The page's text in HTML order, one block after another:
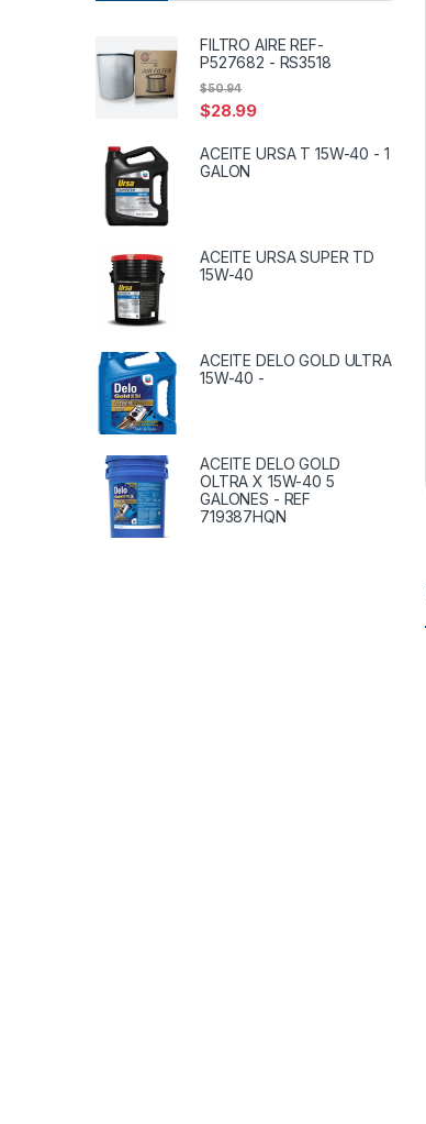
FILTRO AIRE REF-
P527682 - RS3518
$28.99
$50.94
ACEITE URSA T 15W-40 - 1
GALON
ACEITE URSA SUPER TD
15W-40
ACEITE DELO GOLD ULTRA
15W-40 -
ACEITE DELO GOLD
OLTRA X 15W-40 5
GALONES - REF
719387HQN